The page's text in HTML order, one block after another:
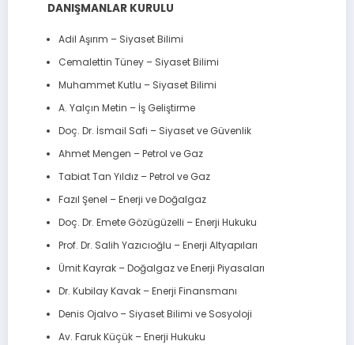
DANIŞMANLAR KURULU
Adil Aşırım – Siyaset Bilimi
Cemalettin Tüney – Siyaset Bilimi
Muhammet Kutlu – Siyaset Bilimi
A. Yalçın Metin – İş Geliştirme
Doç. Dr. İsmail Safi – Siyaset ve Güvenlik
Ahmet Mengen – Petrol ve Gaz
Tabiat Tan Yıldız – Petrol ve Gaz
Fazıl Şenel – Enerji ve Doğalgaz
Doç. Dr. Emete Gözügüzelli – Enerji Hukuku
Prof. Dr. Salih Yazıcıoğlu – Enerji Altyapıları
Ümit Kayrak – Doğalgaz ve Enerji Piyasaları
Dr. Kubilay Kavak – Enerji Finansmanı
Denis Ojalvo – Siyaset Bilimi ve Sosyoloji
Av. Faruk Küçük – Enerji Hukuku